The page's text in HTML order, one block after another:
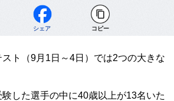
シェア コピー
ト（9月1日～4日）では2つの大きな
した選手の中に40歳以上が13名いた